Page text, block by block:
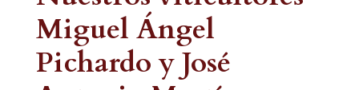
Miguel Ángel
Pichardo y José